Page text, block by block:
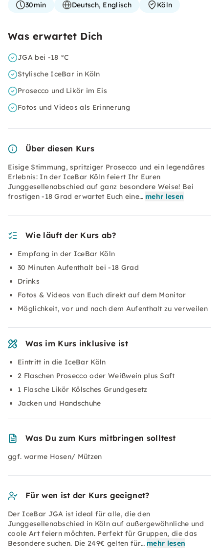
30min Deutsch, Englisch Köln
Was erwartet Dich
JGA bei -18 °C
Stylische IceBar in Köln
Prosecco und Likör im Eis
Fotos und Videos als Erinnerung
Über diesen Kurs
Eisige Stimmung, spritziger Prosecco und ein legendäres
Erlebnis: In der IceBar Köln feiert Ihr Euren
Junggesellenabschied auf ganz besondere Weise! Bei
frostigen -18 Grad erwartet Euch eine… mehr lesen
Wie läuft der Kurs ab?
Empfang in der IceBar Köln
30 Minuten Aufenthalt bei -18 Grad
Drinks
Fotos & Videos von Euch direkt auf dem Monitor
Möglichkeit, vor und nach dem Aufenthalt zu verweilen
Was im Kurs inklusive ist
Eintritt in die IceBar Köln
2 Flaschen Prosecco oder Weißwein plus Saft
1 Flasche Likör Kölsches Grundgesetz
Jacken und Handschuhe
Was Du zum Kurs mitbringen solltest
ggf. warme Hosen/ Mützen
Für wen ist der Kurs geeignet?
Der IceBar JGA ist ideal für alle, die den
Junggesellenabschied in Köln auf außergewöhnliche und
coole Art feiern möchten. Perfekt für Gruppen, die das
Besondere suchen. Die 249€ gelten für… mehr lesen